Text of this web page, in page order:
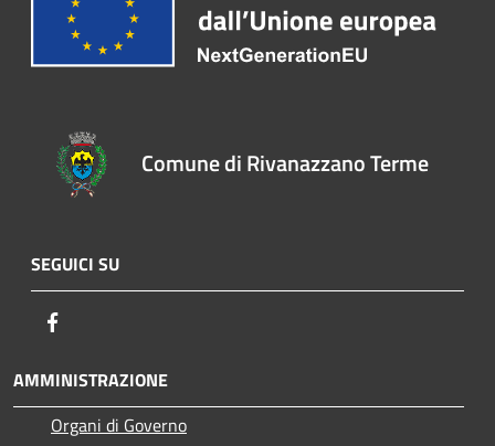
Comune di Rivanazzano Terme
SEGUICI SU
AMMINISTRAZIONE
Organi di Governo